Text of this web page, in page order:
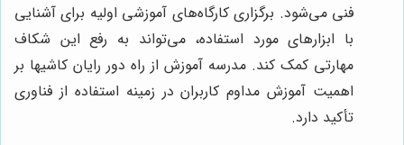
فنی می‌شود. برگزاری کارگاه‌های آموزشی اولیه برای آشنایی
با ابزارهای مورد استفاده، می‌تواند به رفع این شکاف
مهارتی کمک کند. مدرسه آموزش از راه دور رایان کاشیها بر
اهمیت آموزش مداوم کاربران در زمینه استفاده از فناوری
تأکید دارد.